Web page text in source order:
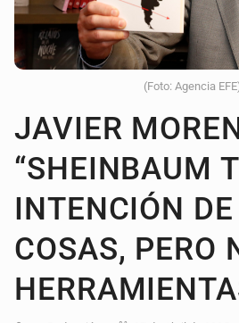
(Foto: Agencia
JAVIER
“SHEINBAUM
INTENCIÓN
COSAS, PERO